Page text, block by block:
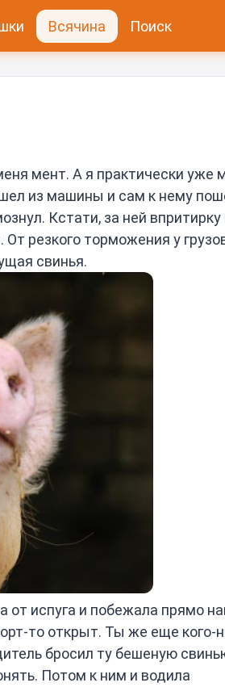
Всячина Поиск
мент. А я практически уже
из машины и сам к нему
Кстати, за ней впритирку
резкого торможения у
свинья.
от испуга и побежала прямо
то открыт. Ты же еще кого-
бросил ту бешеную
Потом к ним и водила